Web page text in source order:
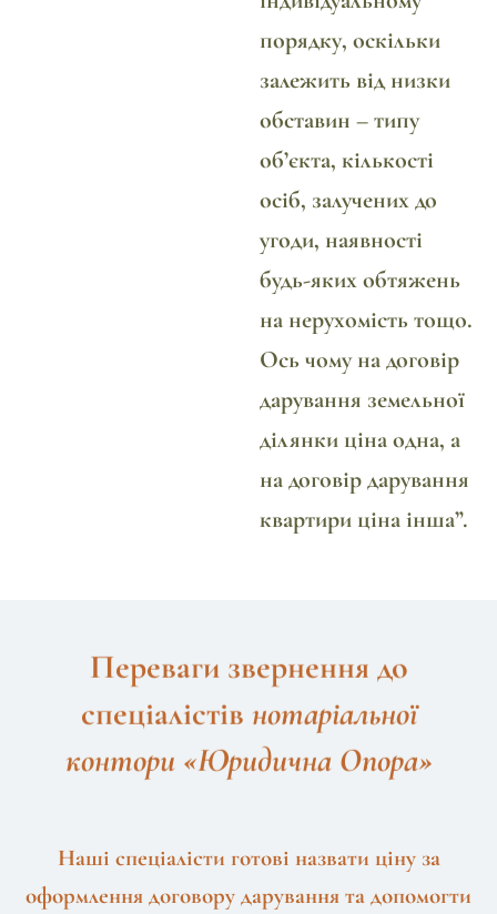
порядку, оскільки
залежить від низки
обставин – типу
об’єкта, кількості
осіб, залучених до
угоди, наявності
будь-яких обтяжень
на нерухомість тощо.
Ось чому на договір
дарування земельної
ділянки ціна одна, а
на договір дарування
квартири ціна інша”.
Переваги звернення до
спеціалістів нотаріальної
контори «Юридична Опора»
Наші спеціалісти готові назвати ціну за
оформлення договору дарування та допомогти